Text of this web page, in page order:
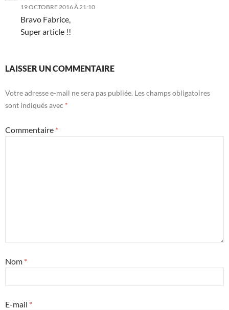
19 OCTOBRE 2016 À 21:10
Bravo Fabrice,
Super article !!
LAISSER UN COMMENTAIRE
Votre adresse e-mail ne sera pas publiée. Les champs obligatoires
sont indiqués avec *
Commentaire *
Nom *
E-mail *